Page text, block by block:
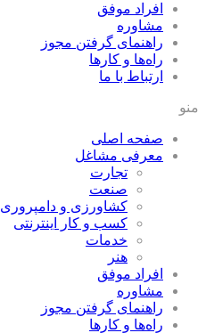
افراد موفق
مشاوره
راهنمای گرفتن مجوز
راه‌ها و كارها
ارتباط با ما
منو
صفحه اصلی
معرفی مشاغل
تجارت
صنعت
كشاورزی و دامپروری
كسب و كار اينترنتی
خدمات
هنر
افراد موفق
مشاوره
راهنمای گرفتن مجوز
راه‌ها و كارها